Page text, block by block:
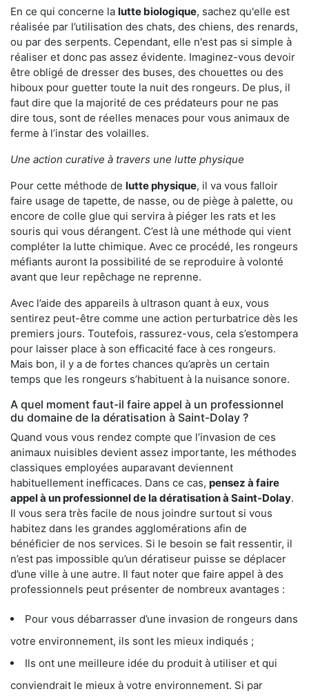
En ce qui concerne la lutte biologique, sachez qu'elle est
réalisée par l’utilisation des chats, des chiens, des renards,
ou par des serpents. Cependant, elle n'est pas si simple à
réaliser et donc pas assez évidente. Imaginez-vous devoir
être obligé de dresser des buses, des chouettes ou des
hiboux pour guetter toute la nuit des rongeurs. De plus, il
faut dire que la majorité de ces prédateurs pour ne pas
dire tous, sont de réelles menaces pour vous animaux de
ferme à l’instar des volailles.
Une action curative à travers une lutte physique
Pour cette méthode de lutte physique, il va vous falloir
faire usage de tapette, de nasse, ou de piège à palette, ou
encore de colle glue qui servira à piéger les rats et les
souris qui vous dérangent. C’est là une méthode qui vient
compléter la lutte chimique. Avec ce procédé, les rongeurs
méfiants auront la possibilité de se reproduire à volonté
avant que leur repêchage ne reprenne.
Avec l’aide des appareils à ultrason quant à eux, vous
sentirez peut-être comme une action perturbatrice dès les
premiers jours. Toutefois, rassurez-vous, cela s’estompera
pour laisser place à son efficacité face à ces rongeurs.
Mais bon, il y a de fortes chances qu’après un certain
temps que les rongeurs s’habituent à la nuisance sonore.
A quel moment faut-il faire appel à un professionnel
du domaine de la dératisation à Saint-Dolay ?
Quand vous vous rendez compte que l’invasion de ces
animaux nuisibles devient assez importante, les méthodes
classiques employées auparavant deviennent
habituellement inefficaces. Dans ce cas, pensez à faire
appel à un professionnel de la dératisation à Saint-Dolay.
Il vous sera très facile de nous joindre surtout si vous
habitez dans les grandes agglomérations afin de
bénéficier de nos services. Si le besoin se fait ressentir, il
n’est pas impossible qu’un dératiseur puisse se déplacer
d’une ville à une autre. Il faut noter que faire appel à des
professionnels peut présenter de nombreux avantages :
Pour vous débarrasser d’une invasion de rongeurs dans
votre environnement, ils sont les mieux indiqués ;
Ils ont une meilleure idée du produit à utiliser et qui
conviendrait le mieux à votre environnement. Si par